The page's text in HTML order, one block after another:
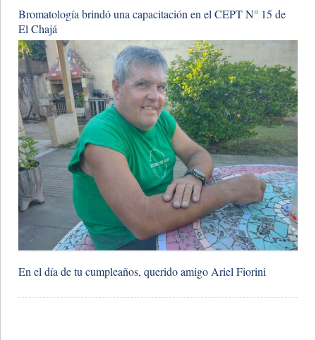
Bromatología brindó una capacitación en el CEPT N° 15 de
El Chajá
En el día de tu cumpleaños, querido amigo Ariel Fiorini